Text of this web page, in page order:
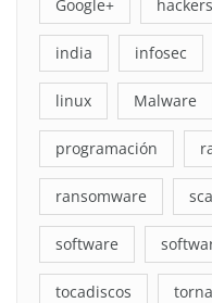
Google+ hackers
india infosec
linux Malware
programación
ransomware
software
tocadiscos